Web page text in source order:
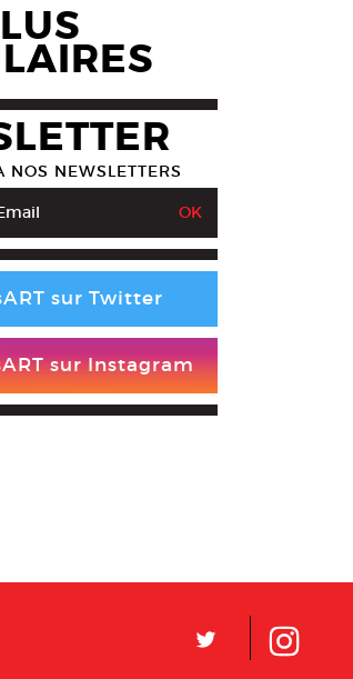
NOS NEWSLETTERS
sur Twitter
sur Instagram
L